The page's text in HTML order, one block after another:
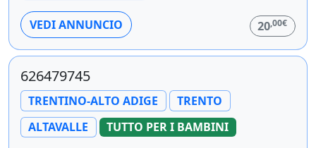
VEDI ANNUNCIO 20,00€
626479745
TRENTINO-ALTO ADIGE
TRENTO
ALTAVALLE
TUTTO PER I BAMBINI